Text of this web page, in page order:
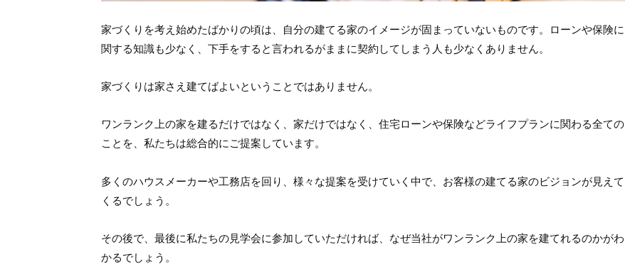
家づくりを考え始めたばかりの頃は、自分の建てる家のイメージが固まっていないものです。ローンや保険に
関する知識も少なく、下手をすると言われるがままに契約してしまう人も少なくありません。
家づくりは家さえ建てばよいということではありません。
ワンランク上の家を建るだけではなく、家だけではなく、住宅ローンや保険などライフプランに関わる全ての
ことを、私たちは総合的にご提案しています。
多くのハウスメーカーや工務店を回り、様々な提案を受けていく中で、お客様の建てる家のビジョンが見えて
くるでしょう。
その後で、最後に私たちの見学会に参加していただければ、なぜ当社がワンランク上の家を建てれるのかがわ
かるでしょう。